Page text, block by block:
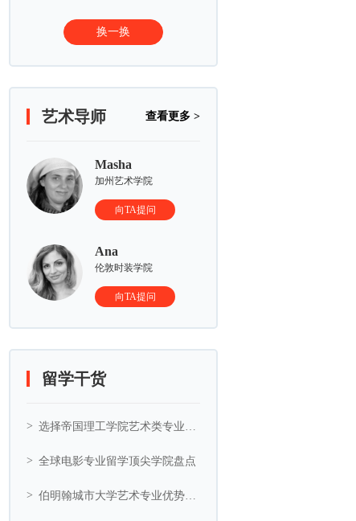
换一换
查看更多 >
艺术导师
Masha
加州艺术学院
向TA提问
Ana
伦敦时装学院
向TA提问
留学干货
选择帝国理工学院艺术类专业的5大理由
全球电影专业留学顶尖学院盘点
伯明翰城市大学艺术专业优势与艺术相关专业推荐